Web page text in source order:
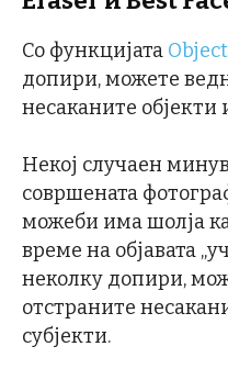
Со функцијата
допири, можете
несаканите објекти
Некој случаен
совршената
можеби има шолја
време на објавата
неколку допири,
отстраните
субјекти.